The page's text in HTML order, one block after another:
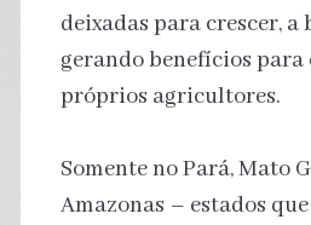
deixadas para crescer, a
gerando benefícios para
próprios agricultores.
Somente no Pará, Mato
Amazonas – estados